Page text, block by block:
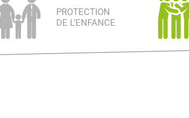
PROTECTION
DE L’ENFANCE